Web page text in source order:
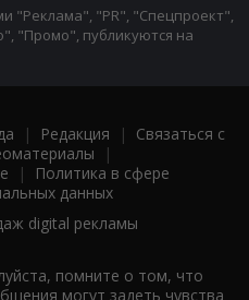
"Реклама", "PR", "Спецпроект",
"Промо", публикуются на
| Редакция | Связаться с
|
|
Политика в сфере
данных
digital рекламы
помните о том, что
могут задеть чувства